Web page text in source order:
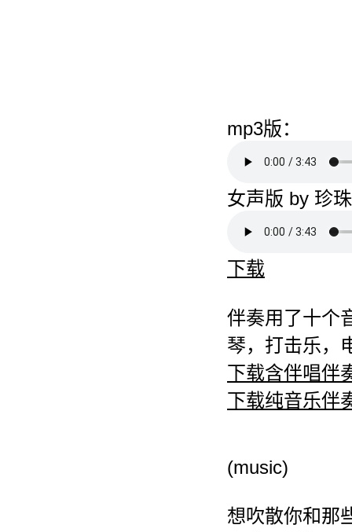
mp3版：
女声版 by 珍
下载
伴奏用了十个
琴，打击乐，
下载含伴唱伴
下载纯音乐伴
(music)
想吹散你和那